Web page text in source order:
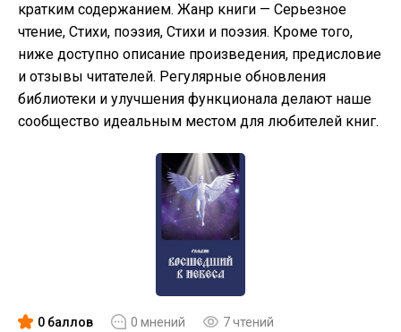
кратким содержанием. Жанр книги — Серьезное
чтение, Cтихи, поэзия, Стихи и поэзия. Кроме того,
ниже доступно описание произведения, предисловие
и отзывы читателей. Регулярные обновления
библиотеки и улучшения функционала делают наше
сообщество идеальным местом для любителей книг.
0 баллов 0 мнений 7 чтений